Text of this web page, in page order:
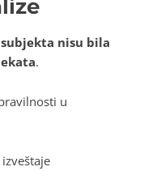
nisu bila
.
u